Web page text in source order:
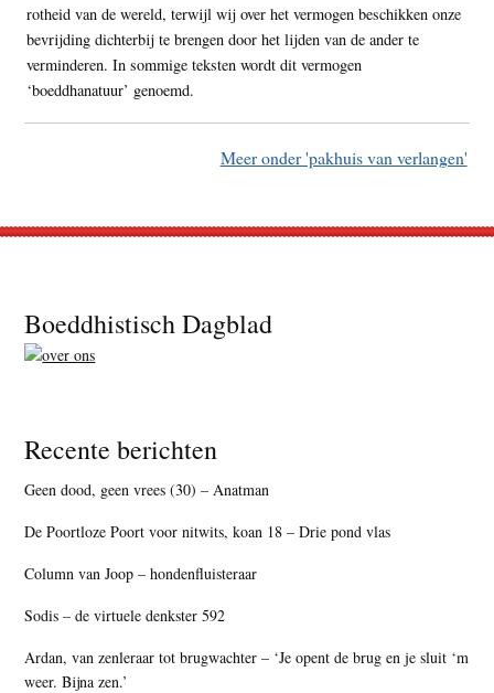
rotheid van de wereld, terwijl wij over het vermogen beschikken onze
bevrijding dichterbij te brengen door het lijden van de ander te
verminderen. In sommige teksten wordt dit vermogen
‘boeddhanatuur’ genoemd.
Meer onder 'pakhuis van verlangen'
Footer
Boeddhistisch Dagblad
Recente berichten
Geen dood, geen vrees (30) – Anatman
De Poortloze Poort voor nitwits, koan 18 – Drie pond vlas
Column van Joop – hondenfluisteraar
Sodis – de virtuele denkster 592
Ardan, van zenleraar tot brugwachter – ‘Je opent de brug en je sluit ‘m
weer. Bijna zen.’